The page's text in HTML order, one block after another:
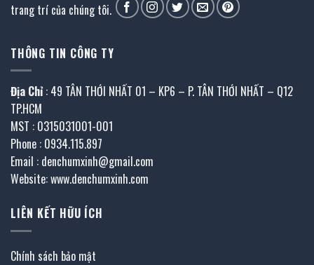
trang trí của chúng tôi.
THÔNG TIN CÔNG TY
Địa Chỉ : 49 TÂN THỚI NHẤT 01 – KP6 – P. TÂN THỚI NHẤT – Q12
TP.HCM
MST : 0315031001-001
Phone : 0934.115.897
Email : denchumxinh@gmail.com
Website: www.denchumxinh.com
LIÊN KẾT HỮU ÍCH
Chính sách bảo mật